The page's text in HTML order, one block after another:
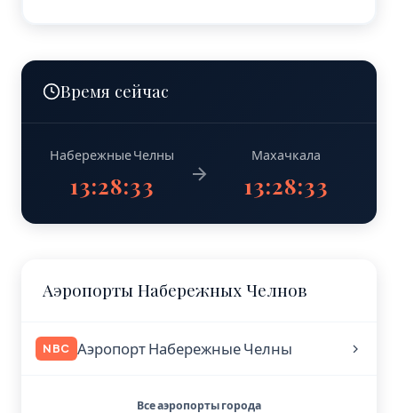
Время сейчас
Набережные Челны
13:28:34
Махачкала
13:28:34
Аэропорты Набережных Челнов
NBC Аэропорт Набережные Челны
Все аэропорты города